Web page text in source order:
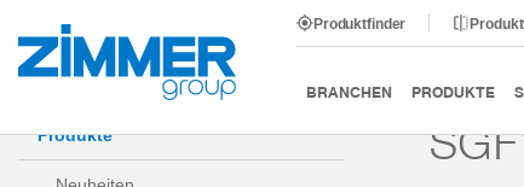
Produktfinder
BRANCHEN PRODUKTE
Start Produkte Komponenten Vakuumtechnik
Produkte